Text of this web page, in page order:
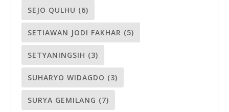
SEJO QULHU (6)
SETIAWAN JODI FAKHAR (5)
SETYANINGSIH (3)
SUHARYO WIDAGDO (3)
SURYA GEMILANG (7)